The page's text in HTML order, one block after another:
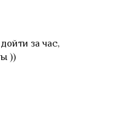
за час,
))